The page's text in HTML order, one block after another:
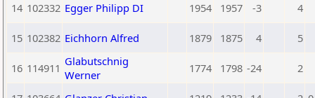
14 102332 Egger Philipp DI 1954 1957 -3 4
15 102382 Eichhorn Alfred 1879 1875 4 5
16 114911 Glabutschnig
Werner
1774 1798 -24 2